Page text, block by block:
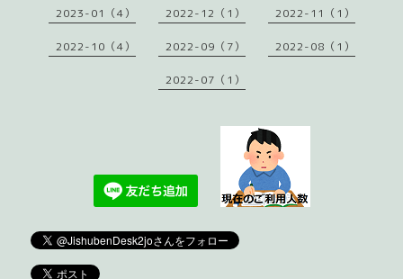
2023-01（4） 2022-12（1） 2022-11（1）
2022-10（4） 2022-09（7） 2022-08（1）
2022-07（1）